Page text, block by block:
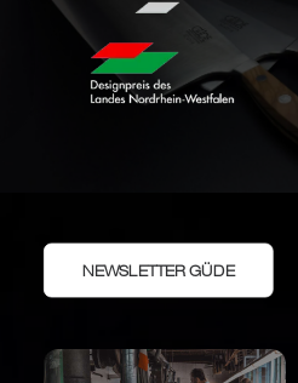
NEWSLETTER GÜDE